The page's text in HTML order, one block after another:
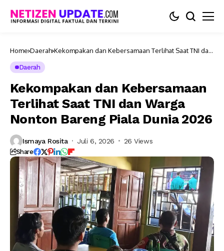
Home Daerah Kekompakan dan Kebersamaan Terlihat Saat TNI dan
Daerah
Kekompakan dan Kebersamaan
Terlihat Saat TNI dan Warga
Nonton Bareng Piala Dunia 2026
Ismaya Rosita Juli 6, 2026 26 Views
Share